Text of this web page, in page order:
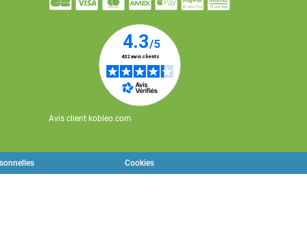
Avis client kobleo.com
Cookies